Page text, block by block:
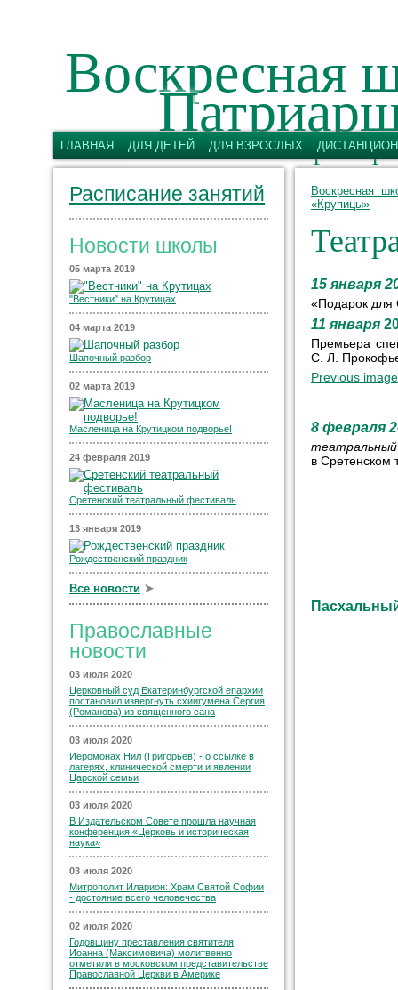
Воскресная
имени святых
ГЛАВНАЯ ДЛЯ ДЕТЕЙ ДЛЯ ВЗРОСЛЫХ
Расписание занятий
Новости школы
05 марта 2019
"Вестники" на Крутицах
04 марта 2019
Шапочный разбор
02 марта 2019
Масленица на Крутицком подворье!
24 февраля 2019
Сретенский театральный фестиваль
13 января 2019
Рождественский праздник
Все новости ➤
Православные
новости
03 июля 2020
Церковный суд Екатеринбургской епархии
постановил извергнуть схиигумена Сергия
(Романова) из священного сана
03 июля 2020
Иеромонах Нил (Григорьев) - о ссылке в
лагерях, клинической смерти и явлении
Царской семьи
03 июля 2020
В Издательском Совете прошла научная
конференция «Церковь и историческая
наука»
03 июля 2020
Митрополит Иларион: Храм Святой Софии
- достояние всего человечества
02 июля 2020
Годовщину преставления святителя
Иоанна (Максимовича) молитвенно
отметили в московском представительстве
Православной Церкви в Америке
Воскресная
«Крупицы»
15 января
«Подарок для
11 января
Премьера
С. Л.
Previous image
8 февраля
в Сретенском